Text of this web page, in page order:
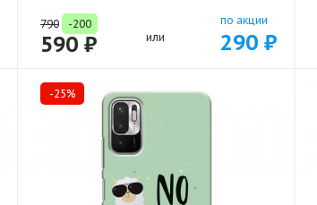
790 -200
590 ₽ или
по акции
290 ₽
-25%